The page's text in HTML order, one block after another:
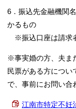
6．振込先金融機関
かるもの
※振込口座は請求
※事実婚の方、夫ま
民票がある方につい
で、事前にお問い合
江南市特定不妊